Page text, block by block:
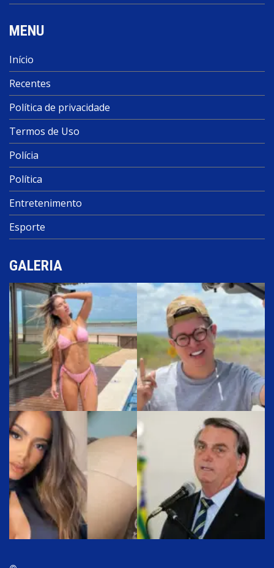
MENU
Início
Recentes
Política de privacidade
Termos de Uso
Polícia
Política
Entretenimento
Esporte
GALERIA